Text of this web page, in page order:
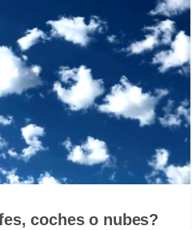
coches o nubes?